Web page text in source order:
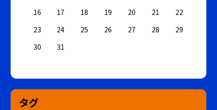
16
17 18 19 20 21
22
23
24 25 26 27 28
29
30
31
タグ